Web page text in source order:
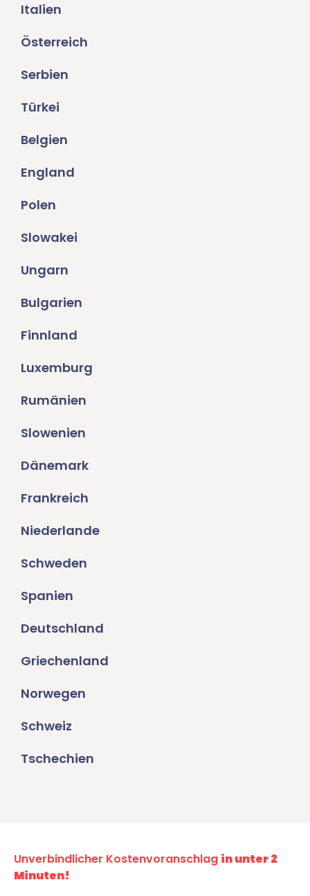
Italien
Österreich
Serbien
Türkei
Belgien
England
Polen
Slowakei
Ungarn
Bulgarien
Finnland
Luxemburg
Rumänien
Slowenien
Dänemark
Frankreich
Niederlande
Schweden
Spanien
Deutschland
Griechenland
Norwegen
Schweiz
Tschechien
Unverbindlicher Kostenvoranschlag in unter 2
Minuten!